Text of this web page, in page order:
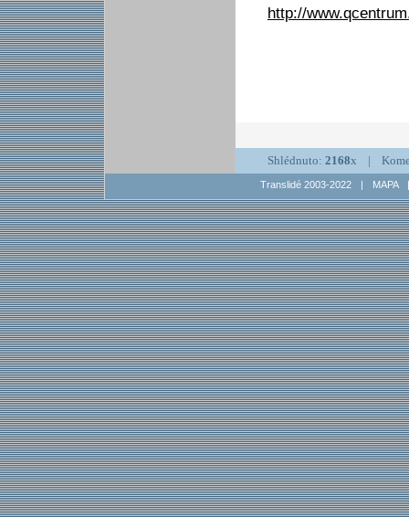
http://
Shlédnuto: 2168x |
Translidé 2003-2022 | MAPA